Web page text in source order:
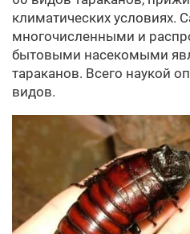
климатических условиях.
многочисленными и
бытовыми насекомыми
тараканов. Всего наукой
видов.